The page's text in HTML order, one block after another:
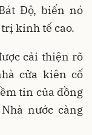
Độ, biến nó
kinh tế cao.
cải thiện rõ
cửa kiên cố
tin của đồng
nước càng